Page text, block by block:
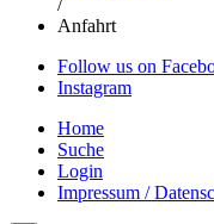
Anfahrt
Follow us on
Instagram
Home
Suche
Login
Impressum /